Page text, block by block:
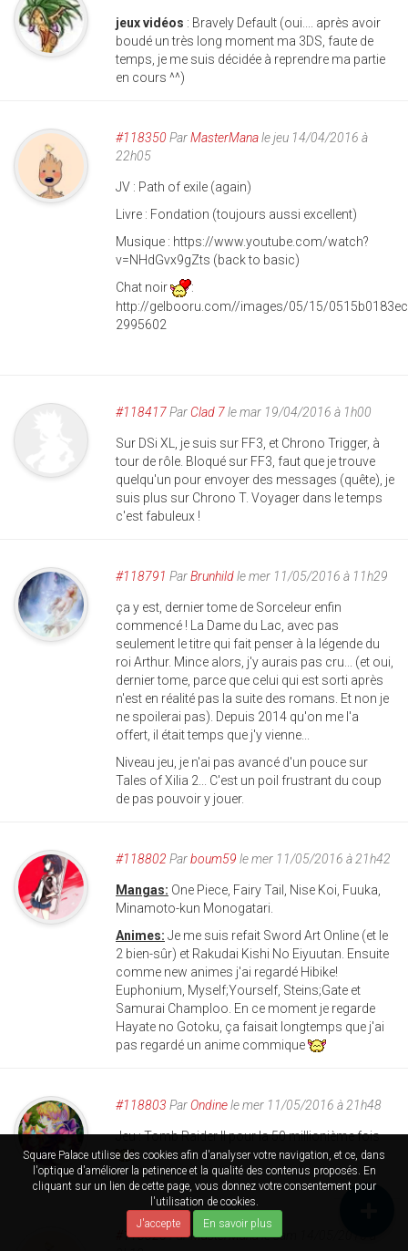
Square Palace utilise des cookies afin d'analyser votre navigation, et ce, dans
l'optique d'améliorer la petinence et la qualité des contenus proposés. En
cliquant sur un lien de cette page, vous donnez votre consentement pour
l'utilisation de cookies.
J'accepte
En savoir plus
jeux vidéos : Bravely Default (oui.... après avoir
boudé un très long moment ma 3DS, faute de
temps, je me suis décidée à reprendre ma partie
en cours ^^)
#118350 ParMasterManale jeu 14/04/2016 à
22h05
JV : Path of exile (again)
Livre : Fondation (toujours aussi excellent)
Musique : https://www.youtube.com/watch?
v=NHdGvx9gZts (back to basic)
Chat noir
:
http://gelbooru.com//images/05/15/
2995602
#118417Par Clad 7le mar 19/04/2016 à 1h00
Sur DSi XL, je suis sur FF3, et Chrono Trigger, à
tour de rôle. Bloqué sur FF3, faut que je trouve
quelqu'un pour envoyer des messages (quête), je
suis plus sur Chrono T. Voyager dans le temps
c'est fabuleux !
#118791 ParBrunhildle mer 11/05/2016 à 11h29
ça y est, dernier tome de Sorceleur enfin
commencé ! La Dame du Lac, avec pas
seulement le titre qui fait penser à la légende du
roi Arthur. Mince alors, j'y aurais pas cru... (et oui,
dernier tome, parce que celui qui est sorti après
n'est en réalité pas la suite des romans. Et non je
ne spoilerai pas). Depuis 2014 qu'on me l'a
offert, il était temps que j'y vienne...
Niveau jeu, je n'ai pas avancé d'un pouce sur
Tales of Xilia 2... C'est un poil frustrant du coup
de pas pouvoir y jouer.
#118802 Parboum59 le mer 11/05/2016 à 21h42
Mangas: One Piece, Fairy Tail, Nise Koi, Fuuka,
Minamoto-kun Monogatari.
Animes: Je me suis refait Sword Art Online (et le
2 bien-sûr) et Rakudai Kishi No Eiyuutan. Ensuite
comme new animes j'ai regardé Hibike!
Euphonium, Myself;Yourself, Steins;Gate et
Samurai Champloo. En ce moment je regarde
Hayate no Gotoku, ça faisait longtemps que j'ai
pas regardé un anime commique
#118803 ParOndinele mer 11/05/2016 à 21h48
Jeu : Tomb Raider II pour la 50 millionième fois
#118826ParMasterManale sam 14/05/2016 à